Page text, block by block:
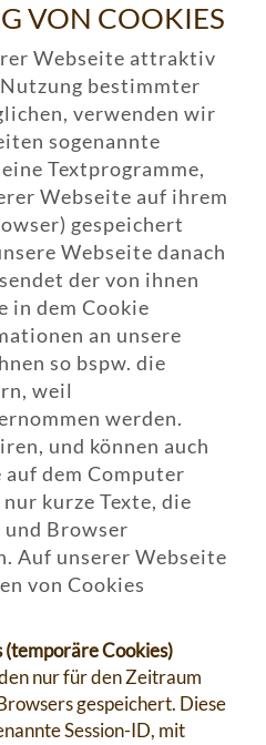
VON COOKIES
Webseite attraktiv
bestimmter
verwenden wir
sogenannte
Textprogramme,
Webseite auf ihrem
gespeichert
Webseite danach
der von ihnen
in dem Cookie
an unsere
so bspw. die
weil
werden.
und können auch
dem Computer
kurze Texte, die
und Browser
Auf unserer Webseite
von Cookies
(temporäre Cookies)
nur für den Zeitraum
gespeichert. Diese
Session-ID, mit